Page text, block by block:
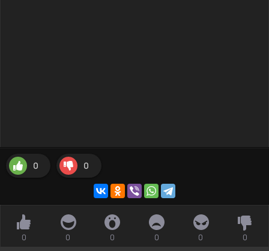
0 0
0 0 0 0 0 0